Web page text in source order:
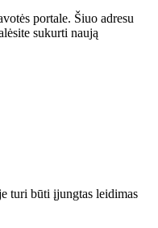
portale. Šiuo adresu
sukurti naują
turi būti įjungtas leidimas